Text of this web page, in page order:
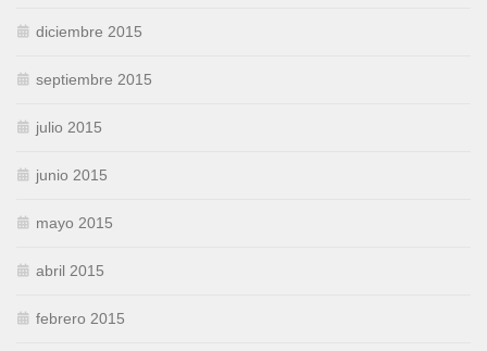
diciembre 2015
septiembre 2015
julio 2015
junio 2015
mayo 2015
abril 2015
febrero 2015